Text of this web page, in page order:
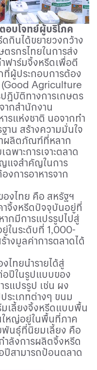
ตอบโจทย์ผู้บริโภค
กินได้ขยายวงกว้าง
รกรไทยในการส่ง
ฟาร์มจิ้งหรีดเพื่อตี
ที่ผู้ประกอบการต้อง
(Good Agriculture
ฏิบัติทางการเกษตร
ากสำนักงาน
รแห่งชาติ นอจากทำ
าน สร้างความมั่นใจ
ผลิตภัณฑ์ที่หลาก
พาะการเจาะตลาด
แจสำคัญในการ
งการอาหารจาก
งไทย คือ สหรัฐฯ
จิ้งหรีดปัจจุบันอยู่ที่
กมีการแปรรูปไปสู่
ในระดับที่ 1,000-
งมูลค่าการตลาดได้
ไทยนำรายได้สู่
อปีในรูปแบบของ
รแปรรูป เช่น ผง
ระเภทต่างๆ ขนม
มเลี้ยงจิ้งหรีดแบบพื้น
หญ่อยู่ในพื้นที่ภาค
พันธุ์ที่นิยมเลี้ยง คือ
ำลังการผลิตจิ้งหรีด
สามารถป้อนตลาด